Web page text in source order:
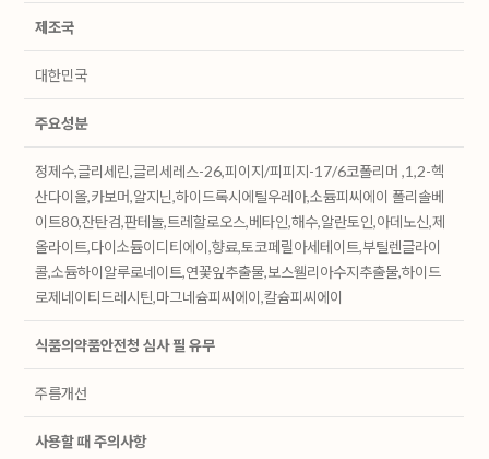
제조국
대한민국
주요성분
정제수,글리세린,글리세레스-26,피이지/피피지-17/6코폴리머 ,1,2-헥
산다이올,카보머,알지닌,하이드록시에틸우레아,소듐피씨에이 폴리솔베
이트80,잔탄검,판테놀,트레할로오스,베타인,해수,알란토인,아데노신,제
올라이트,다이소듐이디티에이,향료,토코페릴아세테이트,부틸렌글라이
콜,소듐하이알루로네이트,연꽃잎추출물,보스웰리아수지추출물,하이드
로제네이티드레시틴,마그네슘피씨에이,칼슘피씨에이
식품의약품안전청 심사 필 유무
주름개선
사용할 때 주의사항